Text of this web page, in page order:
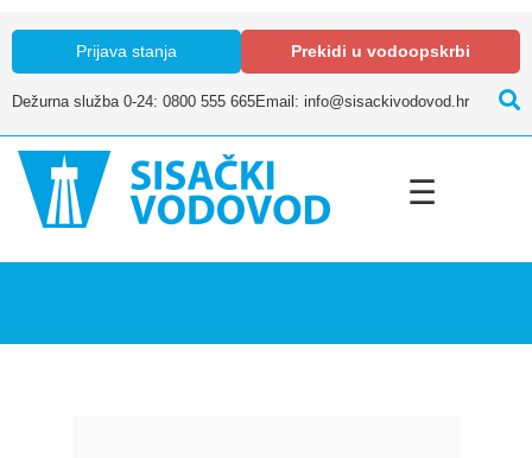
Prijava stanja Prekidi u vodoopskrbi
Dežurna služba 0-24: 0800 555 665Email: info@sisackivodovod.hr
☰